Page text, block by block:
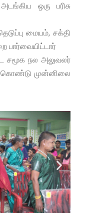
ஒரு பரிசு
மையம், சக்தி
சமூக நல அலுவலர்
முன்னிலை